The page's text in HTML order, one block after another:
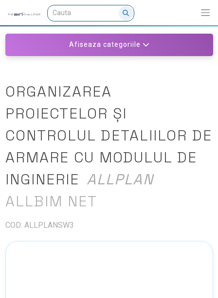
Afiseaza categoriile
ORGANIZAREA
PROIECTELOR ȘI
CONTROLUL DETALIILOR DE
ARMARE CU MODULUL DE
INGINERIE ALLPLAN
ALLBIM NET
COD: ALLPLANSW3